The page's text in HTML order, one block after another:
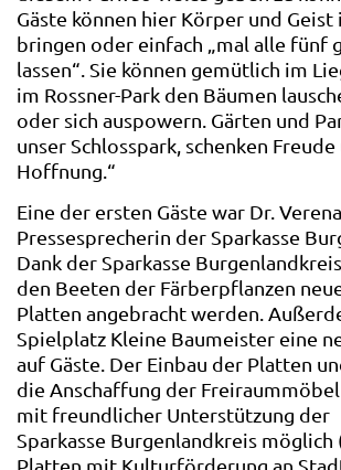
Gäste können hier Körper und Geist
bringen oder einfach „mal alle fünf
lassen“. Sie können gemütlich im
im Rossner-Park den Bäumen
oder sich auspowern. Gärten und
unser Schlosspark, schenken
Hoffnung.“
Eine der ersten Gäste war Dr.
Pressesprecherin der Sparkasse
Dank der Sparkasse
den Beeten der Färberpflanzen
Platten angebracht werden.
Spielplatz Kleine Baumeister eine
auf Gäste. Der Einbau der Platten
die Anschaffung der
mit freundlicher Unterstützung der
Sparkasse Burgenlandkreis möglich
Platten mit Kulturförderung an